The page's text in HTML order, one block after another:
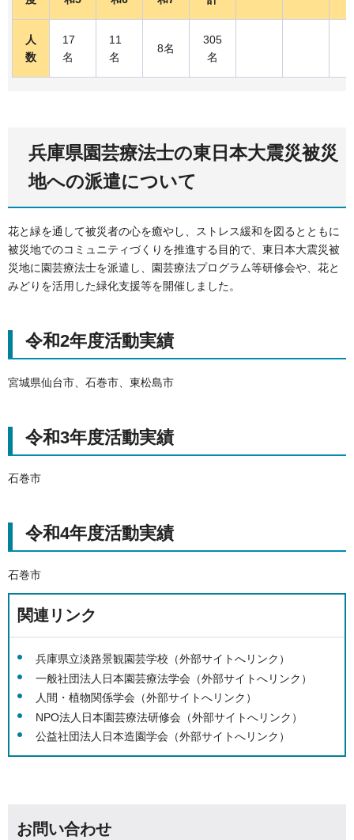
人
数
17
名
11
名
8名
305
名
兵庫県園芸療法士の東日本大震災被災
地への派遣について
花と緑を通して被災者の心を癒やし、ストレス緩和を図るとともに
被災地でのコミュニティづくりを推進する目的で、東日本大震災被
災地に園芸療法士を派遣し、園芸療法プログラム等研修会や、花と
みどりを活用した緑化支援等を開催しました。
令和2年度活動実績
宮城県仙台市、石巻市、東松島市
令和3年度活動実績
石巻市
令和4年度活動実績
石巻市
関連リンク
兵庫県立淡路景観園芸学校（外部サイトへリンク）
一般社団法人日本園芸療法学会（外部サイトへリンク）
人間・植物関係学会（外部サイトへリンク）
NPO法人日本園芸療法研修会（外部サイトへリンク）
公益社団法人日本造園学会 （外部サイトへリンク）
お問い合わせ